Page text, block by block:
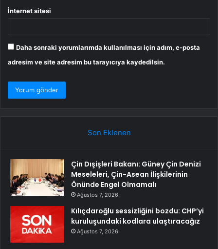
İnternet sitesi
Daha sonraki yorumlarımda kullanılması için adım, e-posta
adresim ve site adresim bu tarayıcıya kaydedilsin.
Son Eklenen
Çin Dışişleri Bakanı: Güney Çin Denizi
Meseleleri, Çin-Asean İlişkilerinin
Önünde Engel Olmamalı
Ağustos 7, 2026
Kılıçdaroğlu sessizliğini bozdu: CHP’yi
kuruluşundaki kodlara ulaştıracağız
Ağustos 7, 2026